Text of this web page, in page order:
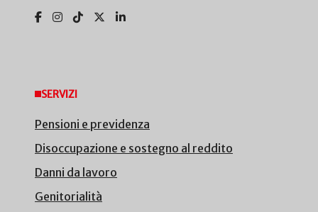
SERVIZI
Pensioni e previdenza
Disoccupazione e sostegno al reddito
Danni da lavoro
Genitorialità